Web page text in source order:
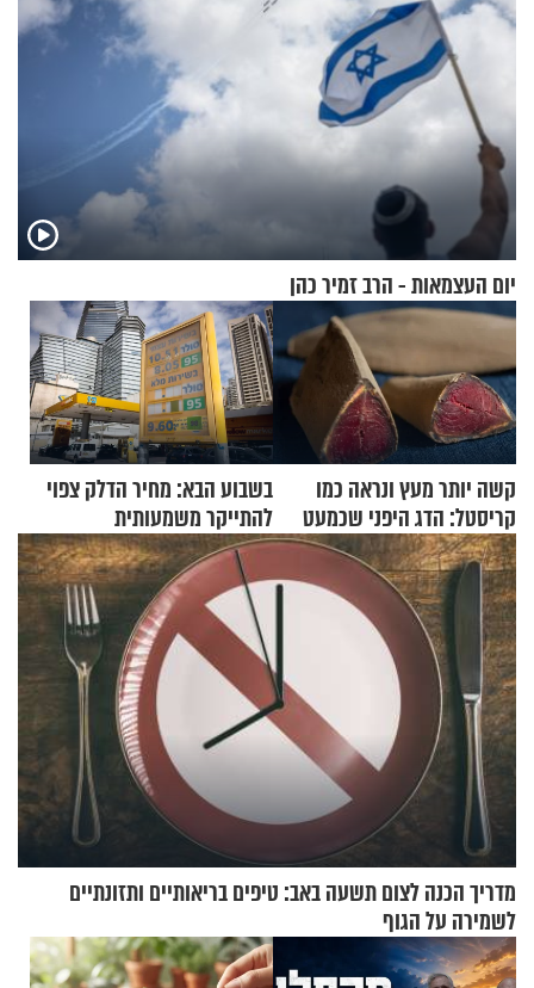
יום העצמאות - הרב זמיר כהן
קשה יותר מעץ ונראה כמו
קריסטל: הדג היפני שכמעט
בלתי אפשרי לחתוך
בשבוע הבא: מחיר הדלק צפוי
להתייקר משמעותית
מדריך הכנה לצום תשעה באב: טיפים בריאותיים ותזונתיים
לשמירה על הגוף